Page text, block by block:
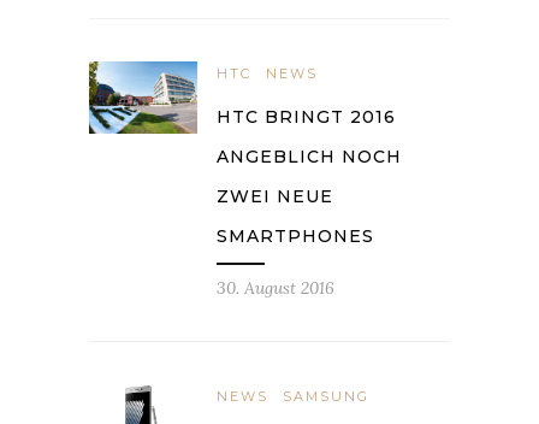
HTC NEWS
HTC BRINGT 2016
ANGEBLICH NOCH
ZWEI NEUE
SMARTPHONES
30. August 2016
NEWS SAMSUNG